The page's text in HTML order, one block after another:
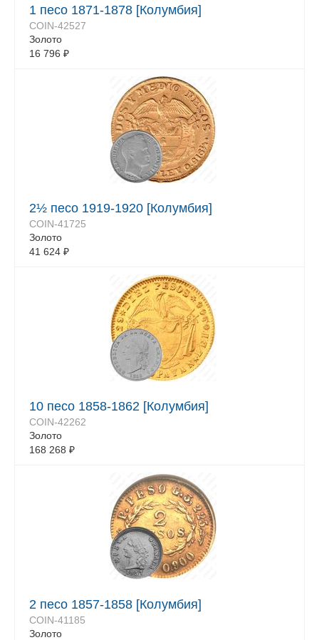
1 песо 1871-1878 [Колумбия]
COIN-42527
Золото
16 796 ₽
2½ песо 1919-1920 [Колумбия]
COIN-41725
Золото
41 624 ₽
10 песо 1858-1862 [Колумбия]
COIN-42262
Золото
168 268 ₽
2 песо 1857-1858 [Колумбия]
COIN-41185
Золото